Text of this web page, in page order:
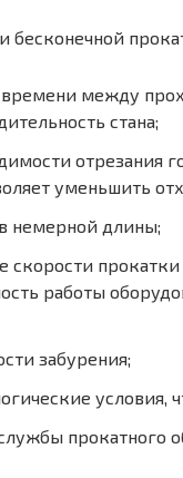
бесконечной
времени между
стана;
отрезания
уменьшить
немерной длины;
скорости
работы
забурения;
условия,
прокатного